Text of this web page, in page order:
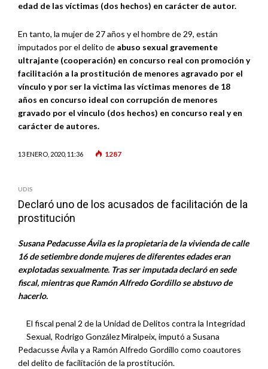
edad de las víctimas (dos hechos) en carácter de autor.
En tanto, la mujer de 27 años y el hombre de 29, están
imputados por el delito de abuso sexual gravemente
ultrajante (cooperación) en concurso real con promoción y
facilitación a la prostitución de menores agravado por el
vínculo y por ser la victima las víctimas menores de 18
años en concurso ideal con corrupción de menores
gravado por el vinculo (dos hechos) en concurso real y en
carácter de autores.
13 ENERO, 2020, 11:36 1287
UDIS
Declaró uno de los acusados de facilitación de la
prostitución
Susana Pedacusse Ávila es la propietaria de la vivienda de calle
16 de setiembre donde mujeres de diferentes edades eran
explotadas sexualmente. Tras ser imputada declaró en sede
fiscal, mientras que Ramón Alfredo Gordillo se abstuvo de
hacerlo.
El fiscal penal 2 de la Unidad de Delitos contra la Integridad
Sexual, Rodrigo González Miralpeix, imputó a Susana
Pedacusse Ávila y a Ramón Alfredo Gordillo como coautores
del delito de facilitación de la prostitución.